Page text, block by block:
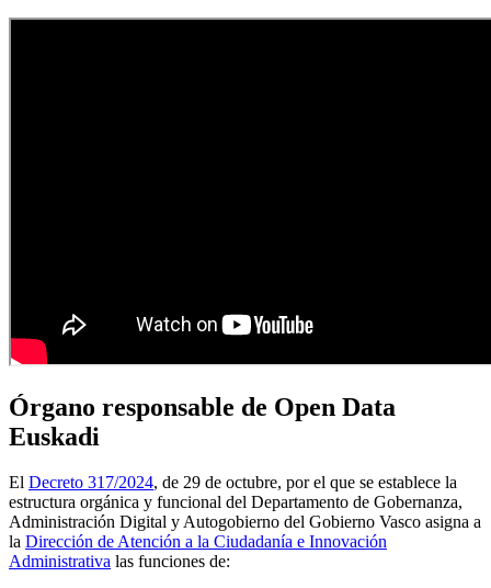
Órgano responsable de Open Data
Euskadi
El Decreto 317/2024, de 29 de octubre, por el que se establece la
estructura orgánica y funcional del Departamento de Gobernanza,
Administración Digital y Autogobierno del Gobierno Vasco asigna a
la Dirección de Atención a la Ciudadanía e Innovación
Administrativa las funciones de: